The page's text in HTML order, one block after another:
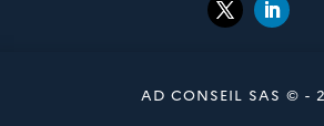
AD CONSEIL SAS © -